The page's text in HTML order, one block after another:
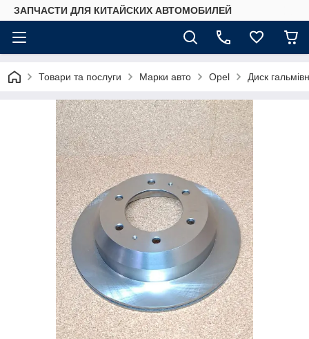
ЗАПЧАСТИ ДЛЯ КИТАЙСКИХ АВТОМОБИЛЕЙ
Товари та послуги Марки авто Opel Диск